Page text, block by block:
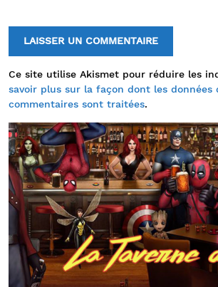
Ce site utilise Akismet pour réduire les
savoir plus sur la façon dont les données
commentaires sont traitées.